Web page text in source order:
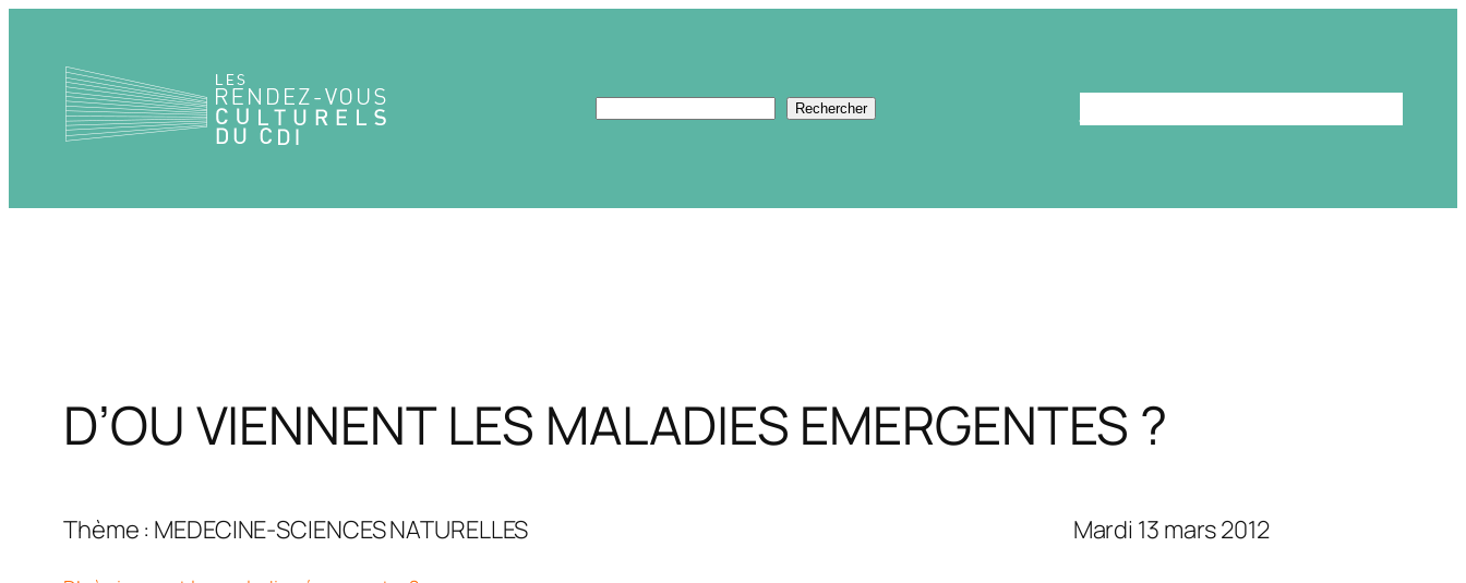
contenu
Rechercher Rechercher
D’OU VIENNENT LES MALADIES EMERGENTES ?
Thème : MEDECINE-SCIENCES NATURELLES Mardi 13 mars 2012